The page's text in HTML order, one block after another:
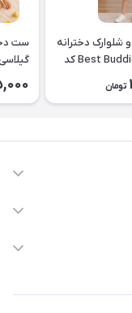
دخترانه
گربه طرح Best Buddies کد
تومان
ست